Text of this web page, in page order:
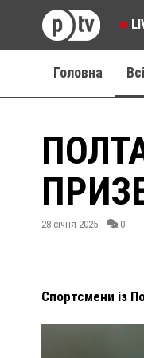
Головна
28 січня 2025 0
Спортсмени із